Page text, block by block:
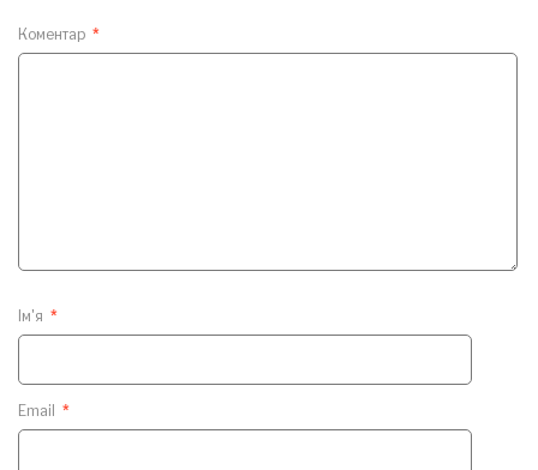
Коментар *
Ім'я *
Email *